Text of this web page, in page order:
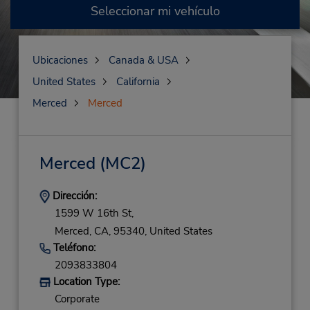
Seleccionar mi vehículo
Ubicaciones
Canada & USA
United States
California
Merced
Merced
Merced (MC2)
Dirección:
1599 W 16th St,
Merced, CA, 95340, United States
Teléfono:
2093833804
Location Type:
Corporate